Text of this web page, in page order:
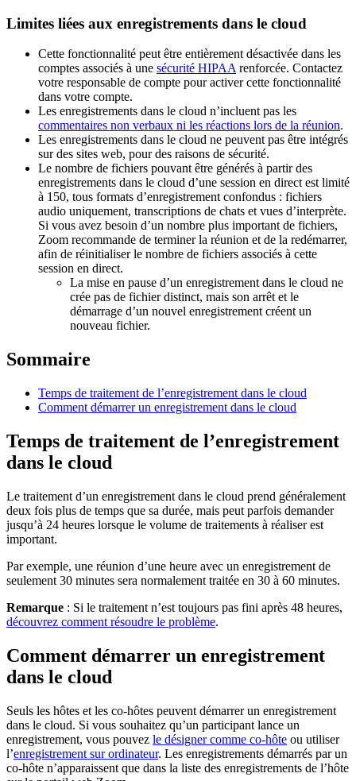
Limites liées aux enregistrements dans le cloud
Cette fonctionnalité peut être entièrement désactivée dans les
comptes associés à une sécurité HIPAA renforcée. Contactez
votre responsable de compte pour activer cette fonctionnalité
dans votre compte.
Les enregistrements dans le cloud n’incluent pas les
commentaires non verbaux ni les réactions lors de la réunion.
Les enregistrements dans le cloud ne peuvent pas être intégrés
sur des sites web, pour des raisons de sécurité.
Le nombre de fichiers pouvant être générés à partir des
enregistrements dans le cloud d’une session en direct est limité
à 150, tous formats d’enregistrement confondus : fichiers
audio uniquement, transcriptions de chats et vues d’interprète.
Si vous avez besoin d’un nombre plus important de fichiers,
Zoom recommande de terminer la réunion et de la redémarrer,
afin de réinitialiser le nombre de fichiers associés à cette
session en direct.
La mise en pause d’un enregistrement dans le cloud ne
crée pas de fichier distinct, mais son arrêt et le
démarrage d’un nouvel enregistrement créent un
nouveau fichier.
Sommaire
Temps de traitement de l’enregistrement dans le cloud
Comment démarrer un enregistrement dans le cloud
Temps de traitement de l’enregistrement
dans le cloud
Le traitement d’un enregistrement dans le cloud prend généralement
deux fois plus de temps que sa durée, mais peut parfois demander
jusqu’à 24 heures lorsque le volume de traitements à réaliser est
important.
Par exemple, une réunion d’une heure avec un enregistrement de
seulement 30 minutes sera normalement traitée en 30 à 60 minutes.
Remarque : Si le traitement n’est toujours pas fini après 48 heures,
découvrez comment résoudre le problème.
Comment démarrer un enregistrement
dans le cloud
Seuls les hôtes et les co-hôtes peuvent démarrer un enregistrement
dans le cloud. Si vous souhaitez qu’un participant lance un
enregistrement, vous pouvez le désigner comme co-hôte ou utiliser
l’enregistrement sur ordinateur. Les enregistrements démarrés par un
co-hôte n’apparaissent que dans la liste des enregistrements de l’hôte